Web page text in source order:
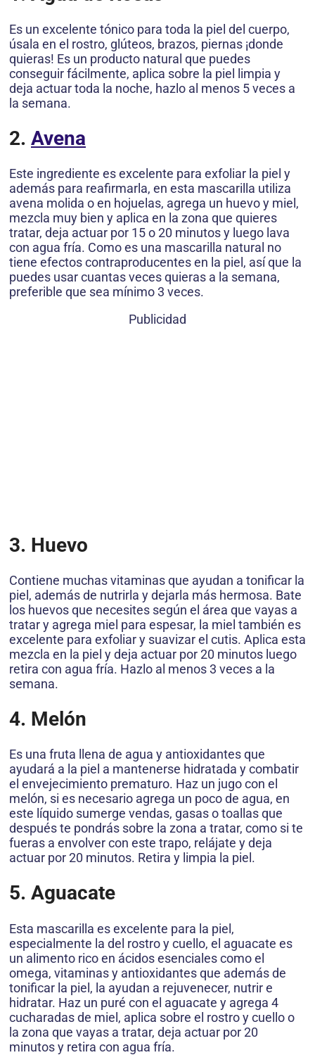
Es un excelente tónico para toda la piel del cuerpo,
úsala en el rostro, glúteos, brazos, piernas ¡donde
quieras! Es un producto natural que puedes
conseguir fácilmente, aplica sobre la piel limpia y
deja actuar toda la noche, hazlo al menos 5 veces a
la semana.
2. Avena
Este ingrediente es excelente para exfoliar la piel y
además para reafirmarla, en esta mascarilla utiliza
avena molida o en hojuelas, agrega un huevo y miel,
mezcla muy bien y aplica en la zona que quieres
tratar, deja actuar por 15 o 20 minutos y luego lava
con agua fría. Como es una mascarilla natural no
tiene efectos contraproducentes en la piel, así que la
puedes usar cuantas veces quieras a la semana,
preferible que sea mínimo 3 veces.
Publicidad
3. Huevo
Contiene muchas vitaminas que ayudan a tonificar la
piel, además de nutrirla y dejarla más hermosa. Bate
los huevos que necesites según el área que vayas a
tratar y agrega miel para espesar, la miel también es
excelente para exfoliar y suavizar el cutis. Aplica esta
mezcla en la piel y deja actuar por 20 minutos luego
retira con agua fría. Hazlo al menos 3 veces a la
semana.
4. Melón
Es una fruta llena de agua y antioxidantes que
ayudará a la piel a mantenerse hidratada y combatir
el envejecimiento prematuro. Haz un jugo con el
melón, si es necesario agrega un poco de agua, en
este líquido sumerge vendas, gasas o toallas que
después te pondrás sobre la zona a tratar, como si te
fueras a envolver con este trapo, relájate y deja
actuar por 20 minutos. Retira y limpia la piel.
5. Aguacate
Esta mascarilla es excelente para la piel,
especialmente la del rostro y cuello, el aguacate es
un alimento rico en ácidos esenciales como el
omega, vitaminas y antioxidantes que además de
tonificar la piel, la ayudan a rejuvenecer, nutrir e
hidratar. Haz un puré con el aguacate y agrega 4
cucharadas de miel, aplica sobre el rostro y cuello o
la zona que vayas a tratar, deja actuar por 20
minutos y retira con agua fría.